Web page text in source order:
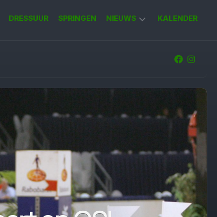
DRESSUUR SPRINGEN NIEUWS KALENDER